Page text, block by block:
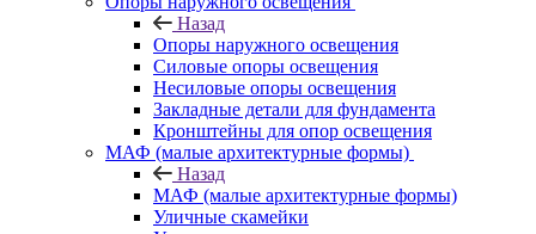
Назад
Опоры наружного освещения
Силовые опоры освещения
Несиловые опоры освещения
Закладные детали для фундамента
Кронштейны для опор освещения
МАФ (малые архитектурные формы)
Назад
МАФ (малые архитектурные формы)
Уличные скамейки